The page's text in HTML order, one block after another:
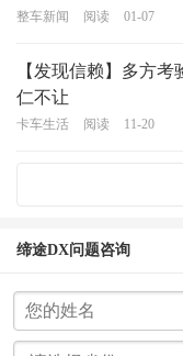
整车新闻 阅读 01-07
【发现信赖】多方
仁不让
卡车生活 阅读 11-20
缔途DX问题咨询